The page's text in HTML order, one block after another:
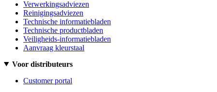
Verwerkingsadviezen
Reinigingsadviezen
Technische informatiebladen
Technische productbladen
Veiligheids-informatiebladen
Aanvraag kleurstaal
Voor distributeurs
Customer portal